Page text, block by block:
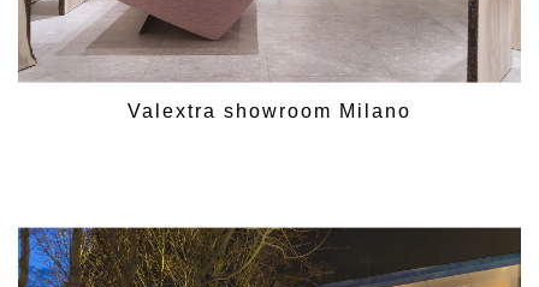
Valextra showroom Milano